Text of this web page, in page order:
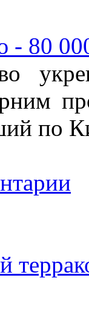
- 80
по